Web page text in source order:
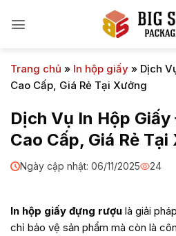
qua
Trang chủ » In hộp giấy » Dịch
Cao Cấp, Giá Rẻ Tại Xưởng
Dịch Vụ In Hộp
Cao Cấp, Giá Rẻ
Ngày cập nhật: 06/11/2025 24
In hộp giấy đựng rượu là giải
chỉ bảo vệ sản phẩm mà còn là